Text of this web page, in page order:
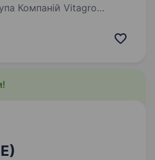
тваринництво,
насіння,…